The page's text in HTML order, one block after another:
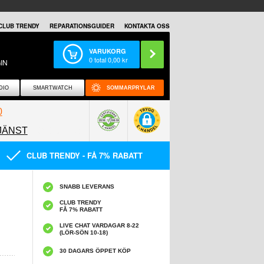
TRENDY REPARATIONSGUIDER KONTAKTA OSS
VARUKORG
0total0,00kr
SMARTWATCH SOMMARPRYLAR
CLUB TRENDY - FÅ 7% RABATT
SNABB LEVERANS
CLUB TRENDY
FÅ 7% RABATT
LIVE CHAT VARDAGAR 8-22
(LÖR-SÖN 10-18)
30 DAGARS ÖPPET KÖP